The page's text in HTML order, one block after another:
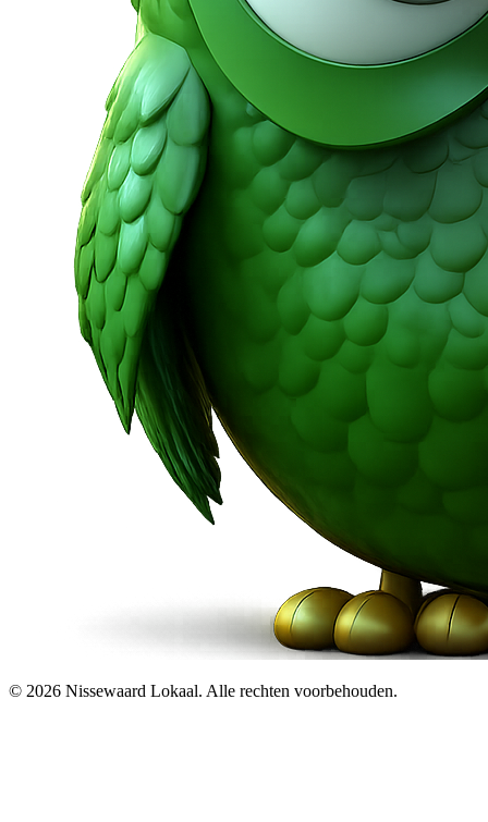
© 2026 Nissewaard Lokaal. Alle rechten voorbehouden.